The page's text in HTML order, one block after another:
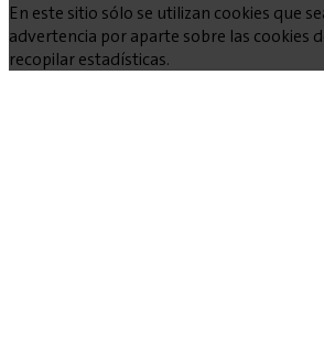
En este sitio sólo se utilizan cookies que
advertencia por aparte sobre las cookies
recopilar estadísticas.